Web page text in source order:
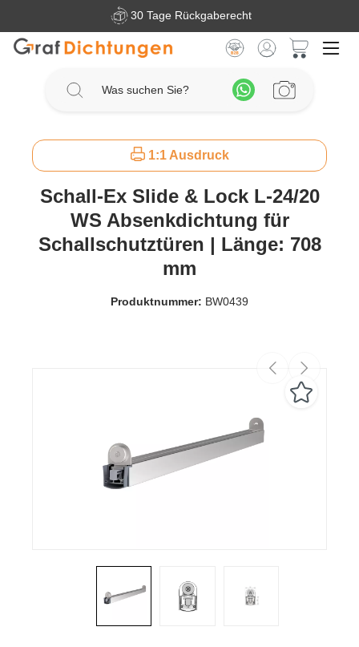
Zum Hauptinhalt springen30 Tage Rückgaberecht
1:1 Ausdruck
Schall-Ex Slide & Lock L-24/20
WS Absenkdichtung für
Schallschutztüren | Länge: 708
mm
Produktnummer: BW0439